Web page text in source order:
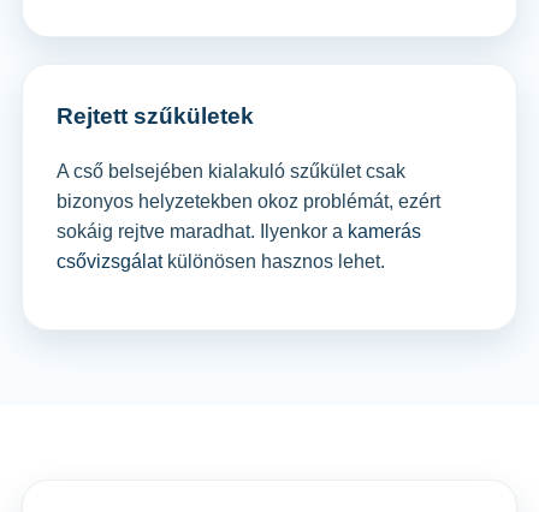
Rejtett szűkületek
A cső belsejében kialakuló szűkület csak
bizonyos helyzetekben okoz problémát, ezért
sokáig rejtve maradhat. Ilyenkor a kamerás
csővizsgálatkülönösen hasznos lehet.